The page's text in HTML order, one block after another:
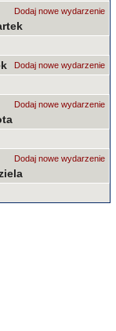
Dodaj nowe wydarzenie
Dodaj nowe wydarzenie
Dodaj nowe wydarzenie
Dodaj nowe wydarzenie